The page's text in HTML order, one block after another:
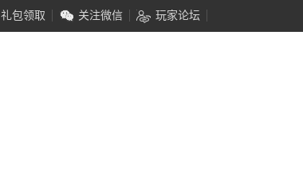
礼包领取 关注微信 玩家论坛